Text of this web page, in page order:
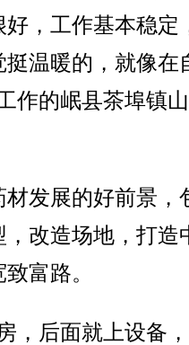
，工作基本稳定
温暖的，就像在
作的岷县茶埠镇
发展的好前景，
，改造场地，打造
富路。
后面就上设备